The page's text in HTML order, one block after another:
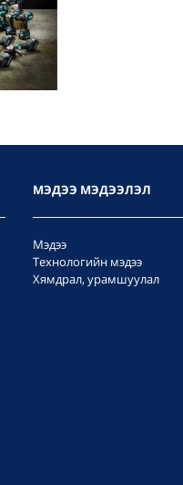
МЭДЭЭ МЭДЭЭЛЭЛ
Мэдээ
Технологийн мэдээ
Хямдрал, урамшуулал